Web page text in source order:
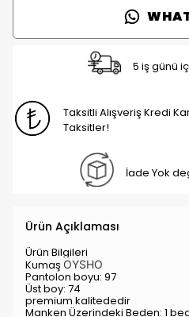
5 iş günü
Taksitli Alışveriş Kredi
Taksitler!
İade Yok
Ürün Açıklaması
Ürün Bilgileri
Kumaş OYSHO
Pantolon boyu: 97
Üst boy: 74
premium kalitededir
Manken Üzerindeki Beden: 1